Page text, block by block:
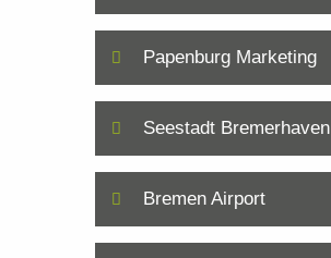
Papenburg Marketing
Seestadt Bremerhaven
Bremen Airport